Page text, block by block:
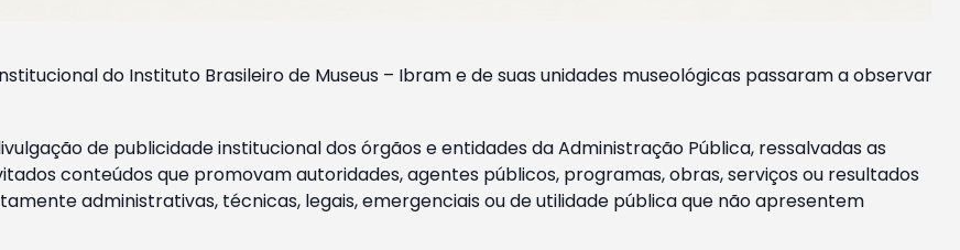
do Instituto Brasileiro de Museus – Ibram e de suas unidades museológicas passaram a observar
de publicidade institucional dos órgãos e entidades da Administração Pública, ressalvadas as
conteúdos que promovam autoridades, agentes públicos, programas, obras, serviços ou resultados
administrativas, técnicas, legais, emergenciais ou de utilidade pública que não apresentem